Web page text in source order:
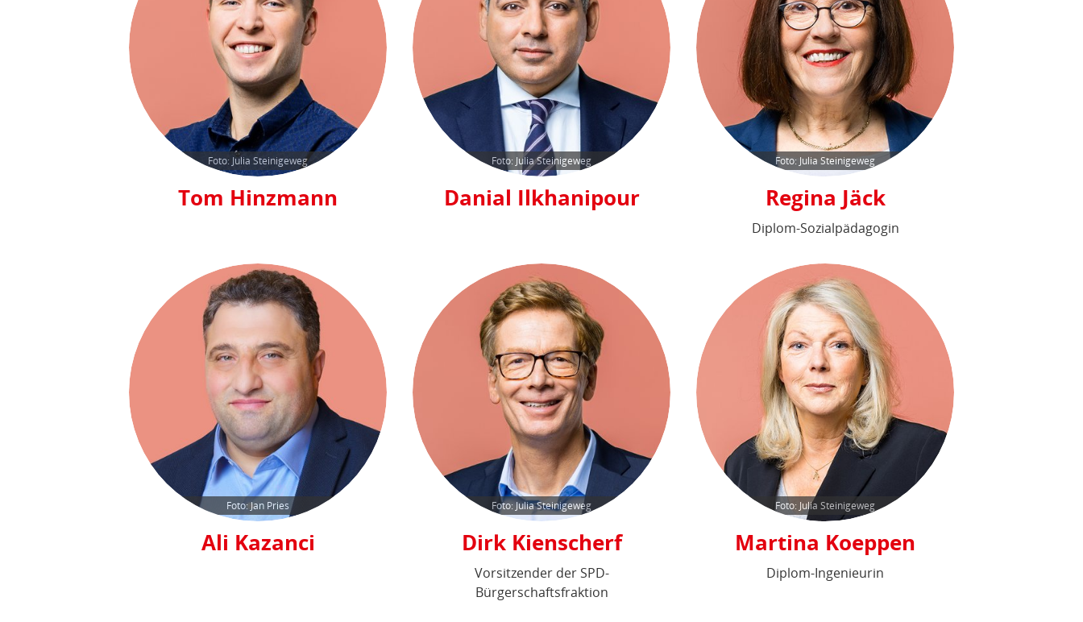
Foto: Julia Steinigeweg
Tom Hinzmann
Foto: Julia Steinigeweg
Danial Ilkhanipour
Foto: Julia Steinigeweg
Regina Jäck
Diplom-Sozialpädagogin
Foto: Jan Pries
Ali Kazanci
Foto: Julia Steinigeweg
Dirk Kienscherf
Vorsitzender der SPD-
Bürgerschaftsfraktion
Foto: Julia Steinigeweg
Martina Koeppen
Diplom-Ingenieurin